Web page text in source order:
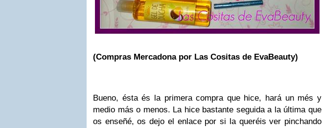
(Compras Mercadona por Las Cositas de EvaBeauty)
Bueno, ésta és la primera compra que hice, hará un més y
medio más o menos. La hice bastante seguida a la última que
os enseñé, os dejo el enlace por si la queréis ver pinchando